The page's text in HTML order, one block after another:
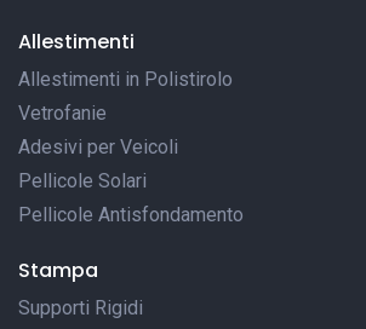
Allestimenti
Allestimenti in Polistirolo
Vetrofanie
Adesivi per Veicoli
Pellicole Solari
Pellicole Antisfondamento
Stampa
Supporti Rigidi